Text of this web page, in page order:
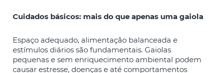
Cuidados básicos: mais do que apenas uma gaiola
Espaço adequado, alimentação balanceada e
estímulos diários são fundamentais. Gaiolas
pequenas e sem enriquecimento ambiental podem
causar estresse, doenças e até comportamentos